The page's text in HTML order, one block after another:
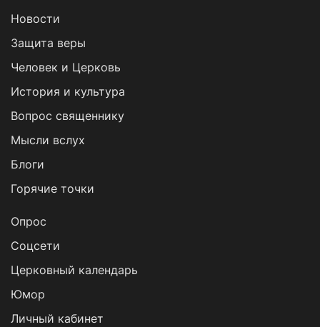
Новости
Защита веры
Человек и Церковь
История и культура
Вопрос священнику
Мысли вслух
Блоги
Горячие точки
Опрос
Cоцсети
Церковный календарь
Юмор
Личный кабинет